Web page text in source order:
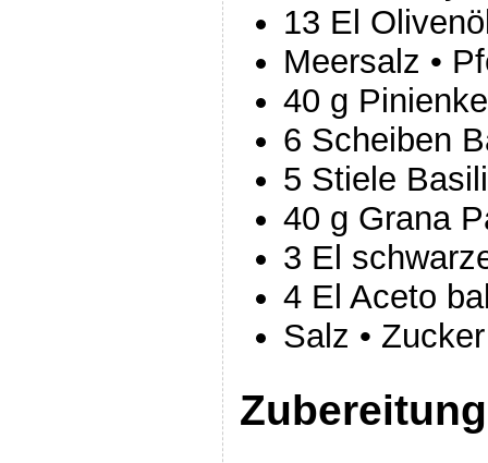
13 El
Meersalz •
40 g
6 Scheiben
5 Stiele
40 g Grana
3 El
4 El Aceto
Salz • Zucker